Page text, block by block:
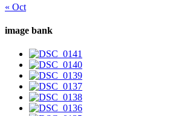
« Oct
image bank